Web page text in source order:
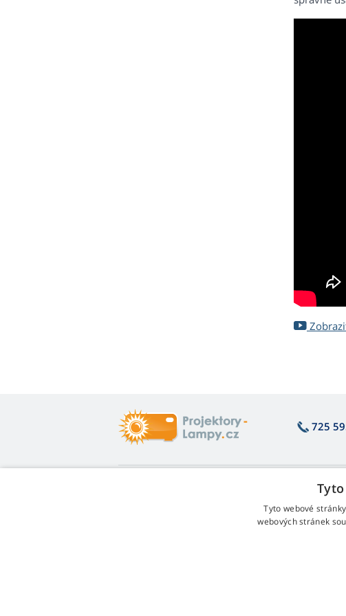
725
O
Vrácení a
Formulář
Tyto webové
webových stránek